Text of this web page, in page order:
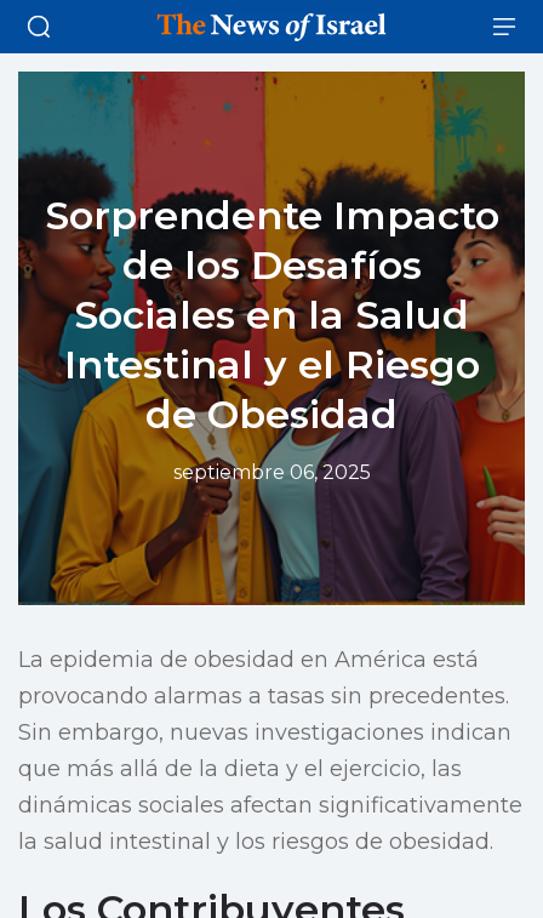
Sorprendente Impacto
de los Desafíos
Sociales en la Salud
Intestinal y el Riesgo
de Obesidad
septiembre 06, 2025
La epidemia de obesidad en América está
provocando alarmas a tasas sin precedentes.
Sin embargo, nuevas investigaciones indican
que más allá de la dieta y el ejercicio, las
dinámicas sociales afectan significativamente
la salud intestinal y los riesgos de obesidad.